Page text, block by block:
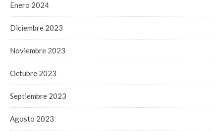
Enero 2024
Diciembre 2023
Noviembre 2023
Octubre 2023
Septiembre 2023
Agosto 2023